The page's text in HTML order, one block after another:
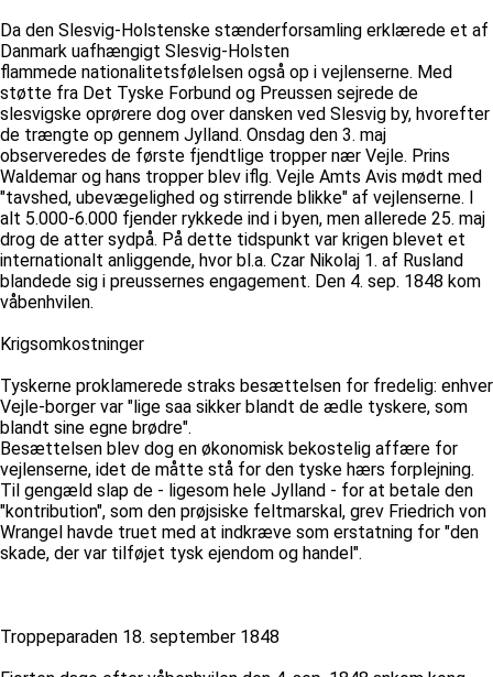
Da den Slesvig-Holstenske stænderforsamling erklærede et af
Danmark uafhængigt Slesvig-Holsten
flammede nationalitetsfølelsen også op i vejlenserne. Med
støtte fra Det Tyske Forbund og Preussen sejrede de
slesvigske oprørere dog over dansken ved Slesvig by, hvorefter
de trængte op gennem Jylland. Onsdag den 3. maj
observeredes de første fjendtlige tropper nær Vejle. Prins
Waldemar og hans tropper blev iflg. Vejle Amts Avis mødt med
"tavshed, ubevægelighed og stirrende blikke" af vejlenserne. I
alt 5.000-6.000 fjender rykkede ind i byen, men allerede 25. maj
drog de atter sydpå. På dette tidspunkt var krigen blevet et
internationalt anliggende, hvor bl.a. Czar Nikolaj 1. af Rusland
blandede sig i preussernes engagement. Den 4. sep. 1848 kom
våbenhvilen.
Krigsomkostninger
Tyskerne proklamerede straks besættelsen for fredelig: enhver
Vejle-borger var "lige saa sikker blandt de ædle tyskere, som
blandt sine egne brødre".
Besættelsen blev dog en økonomisk bekostelig affære for
vejlenserne, idet de måtte stå for den tyske hærs forplejning.
Til gengæld slap de - ligesom hele Jylland - for at betale den
"kontribution", som den prøjsiske feltmarskal, grev Friedrich von
Wrangel havde truet med at indkræve som erstatning for "den
skade, der var tilføjet tysk ejendom og handel".
Troppeparaden 18. september 1848